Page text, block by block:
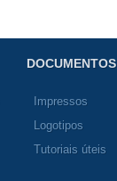
DOCUMENTOS
Impressos
Logotipos
Tutoriais úteis